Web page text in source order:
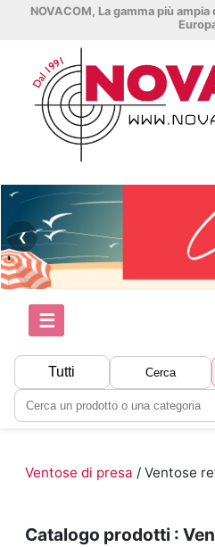
NOVACOM, La gamma più
❮
☰
Tutti Cerca
Ventose di presa / Ventose
Catalogo prodotti :